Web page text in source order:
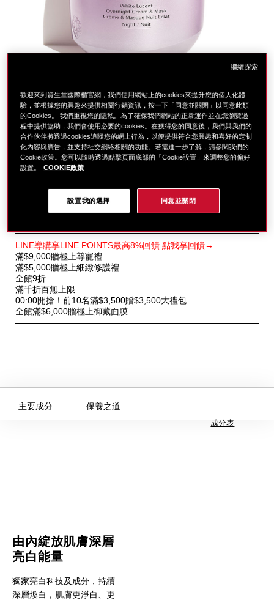
細
節
https://www.global-
shiseido.com.tw/
1011493340.html
項
目
夠針對已經生成的黑色素做淡化外，更能預防黑色素生成，避免
產生黑斑和雀斑，預防因乾燥和老化所造成的暗沉傷害，保持肌
膚 水嫩保濕，一覺醒來，就能看見透亮，實現櫻花粉嫩綻白
別
優
惠
LINE導購享LINE POINTS最高8%回饋 點我享回饋→
滿$9,000贈極上尊寵禮
滿$5,000贈極上細緻修護禮
全館9折
滿千折百無上限
00:00開搶！前10名滿$3,500贈$3,500大禮包
全館滿$6,000贈極上御藏面膜
主要成分 保養之道
成分表
由內綻放肌膚深層
亮白能量
獨家亮白科技及成分，持續
深層煥白，肌膚更淨白、更
歡迎來到資生堂國際櫃官網，我們使用網站上的cookies來提升您的個人化體
驗，並根據您的興趣來提供相關行銷資訊，按一下「同意並關閉」以同意此類
的Cookies。 我們重視您的隱私。為了確保我們網站的正常運作並在您瀏覽過
程中提供協助，我們會使用必要的cookies。在獲得您的同意後，我們與我們的
合作伙伴將透過cookies追蹤您的網上行為，以便提供符合您興趣和喜好的定制
化內容與廣告，並支持社交網絡相關的功能。若需進一步了解，請參閱我們的
Cookie政策。您可以隨時透過點擊頁面底部的「Cookie設置」來調整您的偏好
設置。
COOKIE政策
設置我的選擇 同意並關閉
繼續探索